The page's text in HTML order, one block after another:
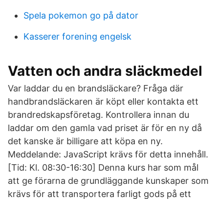
Spela pokemon go på dator
Kasserer forening engelsk
Vatten och andra släckmedel
Var laddar du en brandsläckare? Fråga där
handbrandsläckaren är köpt eller kontakta ett
brandredskapsföretag. Kontrollera innan du
laddar om den gamla vad priset är för en ny då
det kanske är billigare att köpa en ny.
Meddelande: JavaScript krävs för detta innehåll.
[Tid: Kl. 08:30-16:30] Denna kurs har som mål
att ge förarna de grundläggande kunskaper som
krävs för att transportera farligt gods på ett